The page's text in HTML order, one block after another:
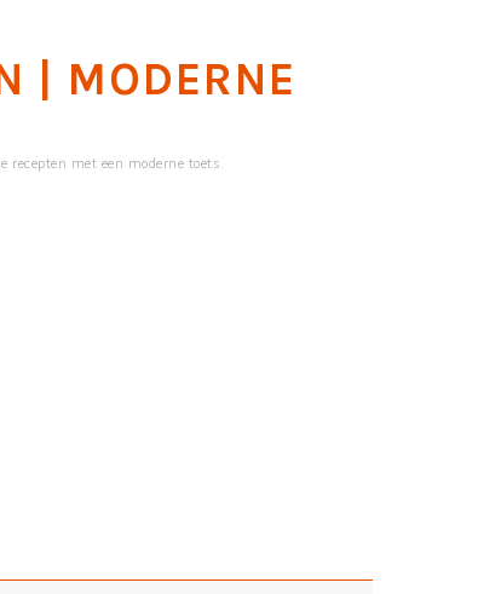
| MODERNE
recepten met een moderne toets.